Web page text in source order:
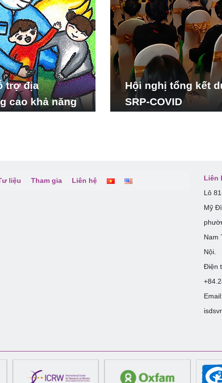
trợ địa
cao khả năng
Hội nghị tổng kết
SRP-COVID
liệu Tham gia Liên hệ
Liên
Lô
Mỹ
Nam
Nội.
Điện
Email: